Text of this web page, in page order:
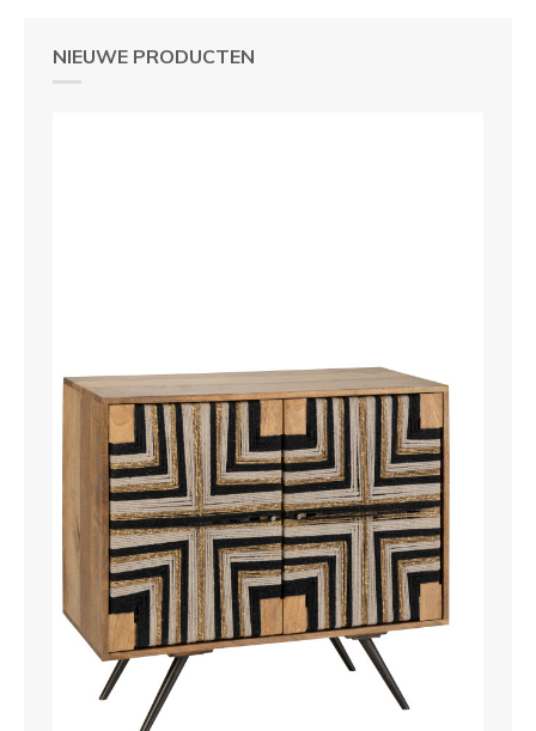
NIEUWE PRODUCTEN